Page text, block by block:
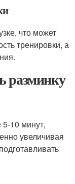
что может
тренировки, а
разминку
10 минут,
увеличивая